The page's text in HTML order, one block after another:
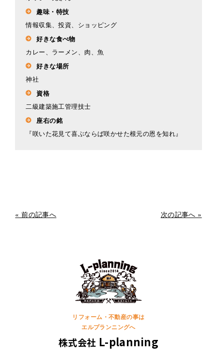
趣味・特技
情報収集、投資、ショッピング
好きな食べ物
カレー、ラーメン、肉、魚
好きな場所
神社
資格
二級建築施工管理技士
座右の銘
『咲いた花見て喜ぶならば咲かせた根元の恩を知れ』
« 前の記事へ 次の記事へ »
リフォーム・不動産の事は
エルプランニングへ
株式会社 L-planning